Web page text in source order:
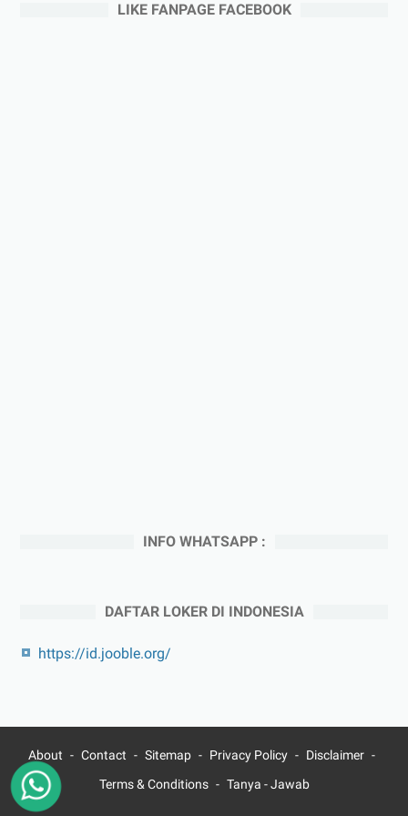
LIKE FANPAGE FACEBOOK
INFO WHATSAPP :
DAFTAR LOKER DI INDONESIA
https://id.jooble.org/
About Contact Sitemap Privacy Policy
Disclaimer
Terms & Conditions
Tanya - Jawab